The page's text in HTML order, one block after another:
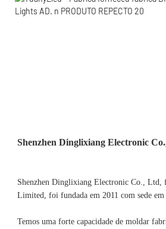
Shenzhen Dinglixiang Electronic Co.,
Limited, foi fundada em 2011 com sede em
Temos uma forte capacidade de moldar